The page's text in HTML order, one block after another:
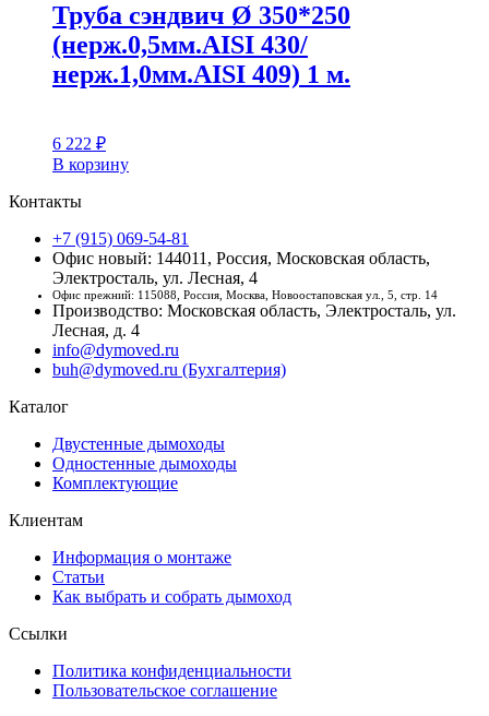
Труба сэндвич Ø 350*250
(нерж.0,5мм.AISI 430/
нерж.1,0мм.AISI 409) 1 м.
6 222 ₽
В корзину
Контакты
+7 (915) 069-54-81
Офис новый: 144011, Россия, Московская область,
Электросталь, ул. Лесная, 4
Офис прежний: 115088, Россия, Москва, Новоостаповская ул., 5, стр. 14
Производство: Московская область, Электросталь, ул.
Лесная, д. 4
info@dymoved.ru
buh@dymoved.ru (Бухгалтерия)
Каталог
Двустенные дымоходы
Одностенные дымоходы
Комплектующие
Клиентам
Информация о монтаже
Статьи
Как выбрать и собрать дымоход
Ссылки
Политика конфиденциальности
Пользовательское соглашение